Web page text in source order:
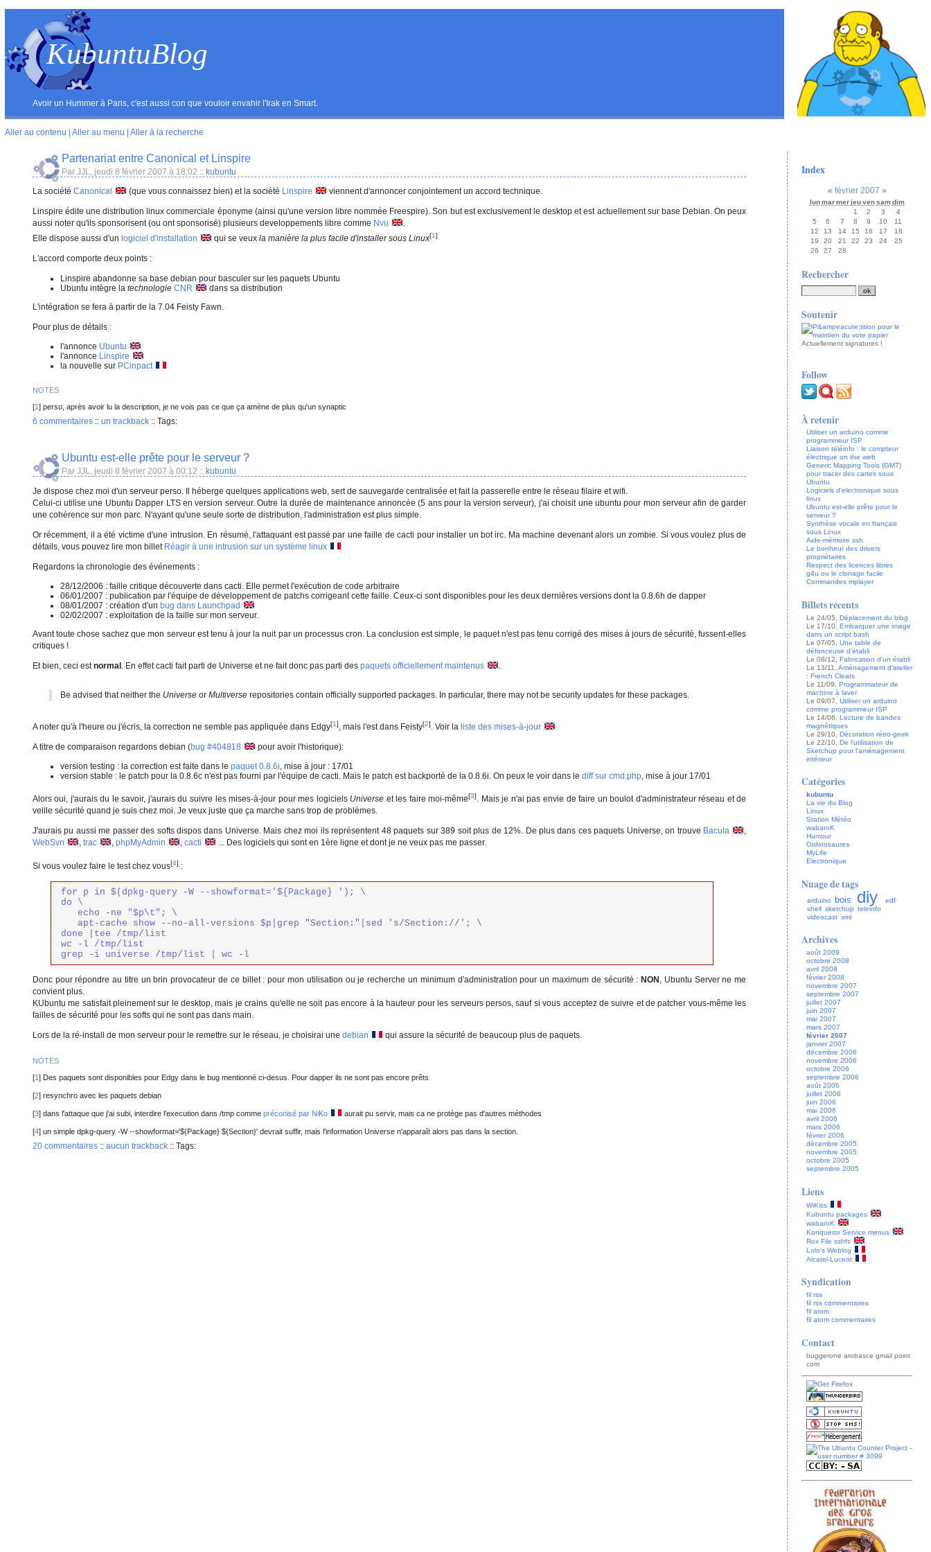
KubuntuBlog
Avoir un Hummer à Paris, c'est aussi con que vouloir envahir l'Irak en Smart.
Aller au contenu Aller au menu Aller à la recherche
Partenariat entre Canonical et Linspire
Par JJL, jeudi 8 février 2007 à 18:02 :: kubuntu
La société Canonical (que vous connaissez bien) et la société Linspire viennent d'annoncer conjointement un accord technique.
Linspire édite une distribution linux commerciale éponyme (ainsi qu'une version libre nommée Freespire). Son but est exclusivement le desktop et est actuellement sur base Debian. On peux
aussi noter qu'ils sponsorisent (ou ont sponsorisé) plusieurs developpements libre comme Nvu
.
Elle dispose aussi d'un logiciel d'installation qui se veux la manière la plus facile d'installer sous Linux[1]
L'accord comporte deux points :
Linspire abandonne sa base debian pour basculer sur les paquets Ubuntu
Ubuntu intègre la technologie CNR
dans sa distribution
L'intégration se fera à partir de la 7.04 Feisty Fawn.
Pour plus de détails :
l'annonce Ubuntu
l'annonce Linspire
la nouvelle sur PCinpact
NOTES
[1] perso, après avoir lu la description, je ne vois pas ce que ça amène de plus qu'un synaptic
6 commentaires :: un trackback ::Tags:
Ubuntu est-elle prête pour le serveur ?
Par JJL, jeudi 8 février 2007 à 00:12 :: kubuntu
Je dispose chez moi d'un serveur perso. Il héberge quelques applications web, sert de sauvegarde centralisée et fait la passerelle entre le réseau filaire et wifi.
Celui-ci utilise une Ubuntu Dapper LTS en version serveur. Outre la durée de maintenance annoncée (5 ans pour la version serveur), j'ai choisit une ubuntu pour mon serveur afin de garder
une cohérence sur mon parc. N'ayant qu'une seule sorte de distribution, l'administration est plus simple.
Or récemment, il a été victime d'une intrusion. En résumé, l'attaquant est passé par une faille de cacti pour installer un bot irc. Ma machine devenant alors un zombie. Si vous voulez plus de
détails, vous pouvez lire mon billet Réagir à une intrusion sur un système linux
Regardons la chronologie des événements :
28/12/2006 : faille critique découverte dans cacti. Elle permet l'exécution de code arbitraire
06/01/2007 : publication par l'équipe de développement de patchs corrigeant cette faille. Ceux-ci sont disponibles pour les deux dernières versions dont la 0.8.6h de dapper
08/01/2007 : création d'un bug dans Launchpad
02/02/2007 : exploitation de la faille sur mon serveur.
Avant toute chose sachez que mon serveur est tenu à jour la nuit par un processus cron. La conclusion est simple, le paquet n'est pas tenu corrigé des mises à jours de sécurité, fussent-elles
critiques !
Et bien, ceci estnormal . En effet cacti fait parti de Universe et ne fait donc pas parti des paquets officiellement maintenus .
Be advised that neither the Universe orMultiverse repositories contain officially supported packages. In particular, there may not be security updates for these packages.
A noter qu'à l'heure ou j'écris, la correction ne semble pas appliquée dans Edgy[1], mais l'est dans Feisty[2]. Voir la liste des mises-à-jour
A titre de comparaison regardons debian (bug #404818 pour avoir l'historique):
version testing : la correction est faite dans le paquet 0.8.6i, mise à jour : 17/01
version stable : le patch pour la 0.8.6c n'est pas fourni par l'équipe de cacti. Mais le patch est backporté de la 0.8.6i. On peux le voir dans le diff sur cmd.php, mise à jour 17/01
Alors oui, j'aurais du le savoir, j'aurais du suivre les mises-à-jour pour mes logiciels Universe et les faire moi-même[3]
. Mais je n'ai pas envie de faire un boulot d'administrateur réseau et de
veille sécurité quand je suis chez moi. Je veux juste que ça marche sans trop de problèmes.
J'aurais pu aussi me passer des softs dispos dans Universe. Mais chez moi ils représentent 48 paquets sur 389 soit plus de 12%. De plus dans ces paquets Universe, on trouve Bacula
WebSvn
trac phpMyAdmin cacti ... Des logiciels qui sont en 1ère ligne et dont je ne veux pas me passer.
Si vous voulez faire le test chez vous[4] :
for p in $(dpkg-query -W --showformat='${Package} '); \
do \
   echo -ne "$p\t"; \
   apt-cache show --no-all-versions $p|grep "Section:"|sed 's/Section://'; \
done |tee /tmp/list
wc -l /tmp/list
grep -i universe /tmp/list | wc -l
Donc pour répondre au titre un brin provocateur de ce billet : pour mon utilisation ou je recherche un minimum d'administration pour un maximum de sécurité : NON , Ubuntu Server ne me
convient plus.
KUbuntu me satisfait pleinement sur le desktop, mais je crains qu'elle ne soit pas encore à la hauteur pour les serveurs persos, sauf si vous acceptez de suivre et de patcher vous-même les
failles de sécurité pour les softs qui ne sont pas dans main.
Lors de la ré-install de mon serveur pour le remettre sur le réseau, je choisirai une debian qui assure la sécurité de beaucoup plus de paquets.
NOTES
[1] Des paquets sont disponibles pour Edgy dans le bug mentionné ci-desus. Pour dapper ils ne sont pas encore prêts
[2] resynchro avec les paquets debian
[3] dans l'attaque que j'ai subi, interdire l'execution dans /tmp comme préconisé par NiKo aurait pu servir, mais ca ne protège pas d'autres méthodes
[4] un simple dpkg-query -W --showformat='${Package} ${Section}' devrait suffir, mais l'information Universe n'apparaît alors pas dans la section.
20 commentaires :: aucun trackback ::Tags:
Index
« février 2007 »
lun mar mer jeu ven sam dim
1
2 3
4
5
6 7 8 9 10
11
12
13 14 15 16 17
18
19
20 21 22 23 24
25
26
27 28
Rechercher
Soutenir
Actuellementsignatures !
Follow
À retenir
Utiliser un arduino comme
programmeur ISP
Liaison téléinfo : le compteur
électrique on the web
Generic Mapping Tools (GMT)
pour tracer des cartes sous
Ubuntu
Logiciels d'electronique sous
linux
Ubuntu est-elle prête pour le
serveur ?
Synthèse vocale en français
sous Linux
Aide-mémoire ssh
Le bonheur des drivers
propriétaires
Respect des licences libres
g4u ou le clonage facile
Commandes mplayer
Billets récents
Le 24/05,Déplacement du blog
Le 17/10,Embarquer une image
dans un script bash
Le 07/05,Une table de
défonceuse d'établi
Le 08/12,Fabrication d'un établi
Le 13/11,Aménagement d'atelier
: French Cleats
Le 11/09,Programmateur de
machine à laver
Le 09/07,Utiliser un arduino
comme programmeur ISP
Le 14/06,Lecture de bandes
magnétiques
Le 29/10,Décoration rétro-geek
Le 22/10,De l'utilisation de
Sketchup pour l'aménagement
intérieur
Catégories
kubuntu
La vie du Blog
Linux
Station Météo
wabaroK
Humour
Ordinosaures
MyLife
Electronique
Nuage de tags
arduino bois diy
edf
shell sketchup teleinfo
videocast xml
Archives
août 2009
octobre 2008
avril 2008
février 2008
novembre 2007
septembre 2007
juillet 2007
juin 2007
mai 2007
mars 2007
février 2007
janvier 2007
décembre 2006
novembre 2006
octobre 2006
septembre 2006
août 2006
juillet 2006
juin 2006
mai 2006
avril 2006
mars 2006
février 2006
décembre 2005
novembre 2005
octobre 2005
septembre 2005
Liens
WiKiss
Kubuntu packages
wabaroK
Konqueror Service menus
Rox File sshfs
Lolo's Weblog
Alcatel-Lucent
Syndication
fil rss
fil rss commentaires
fil atom
fil atom commentaires
Contact
buggerone arobasce gmail point
com